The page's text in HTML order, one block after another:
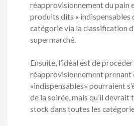
réapprovisionnement du pain
produits dits « indispensables
catégorie via la classification
supermarché.
Ensuite, l’idéal est de procéder
réapprovisionnement prenant
«indispensables» pourraient
de la soirée, mais qu’il devrait
stock dans toutes les